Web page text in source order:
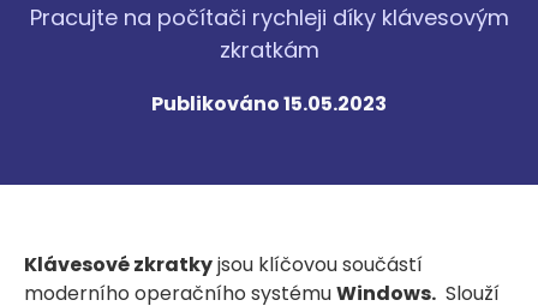
Pracujte na počítači rychleji díky klávesovým
zkratkám
Publikováno 15.05.2023
Klávesové zkratkyjsou klíčovou součástí
moderního operačního systémuWindows. Slouží